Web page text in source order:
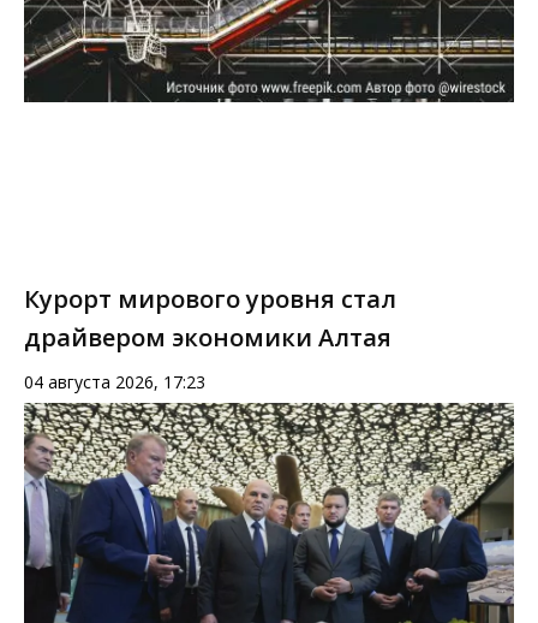
Курорт мирового уровня стал
драйвером экономики Алтая
04 августа 2026, 17:23